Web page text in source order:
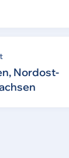
Nordost-